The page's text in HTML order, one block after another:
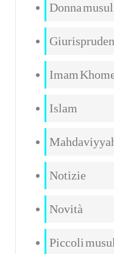
Donna
Imam
Islam
Notizie
Novità
Piccoli